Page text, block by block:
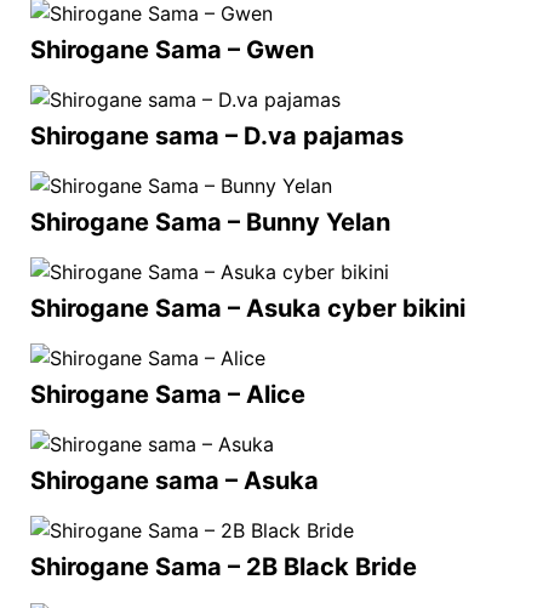
Shirogane Sama – Gwen
Shirogane sama – D.va pajamas
Shirogane Sama – Bunny Yelan
Shirogane Sama – Asuka cyber bikini
Shirogane Sama – Alice
Shirogane sama – Asuka
Shirogane Sama – 2B Black Bride